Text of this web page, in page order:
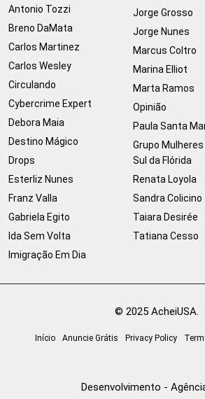
Antonio Tozzi
Breno DaMata
Carlos Martinez
Carlos Wesley
Circulando
Cybercrime Expert
Debora Maia
Destino Mágico
Drops
Esterliz Nunes
Franz Valla
Gabriela Egito
Ida Sem Volta
Imigração Em Dia
Jorge Grosso
Jorge Nunes
Marcus Coltro
Marina Elliot
Marta Ramos
Opinião
Paula Santa
Grupo Mulheres
Sul da Flórida
Renata Loyola
Sandra Colicino
Taiara Desirée
Tatiana Cesso
© 2025 AcheiUSA.
Início Anuncie Grátis Privacy Policy
Desenvolvimento -